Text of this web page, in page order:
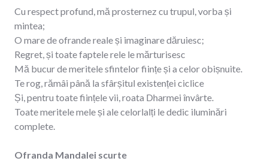
Cu respect profund, mă prosternez cu trupul, vorba și
mintea;
O mare de ofrande reale și imaginare dăruiesc;
Regret, și toate faptele rele le mărturisesc
Mă bucur de meritele sfintelor ființe și a celor obișnuite.
Te rog, rămâi până la sfârșitul existenței ciclice
Și, pentru toate ființele vii, roata Dharmei învârte.
Toate meritele mele și ale celorlalți le dedic iluminări
complete.
Ofranda Mandalei scurte